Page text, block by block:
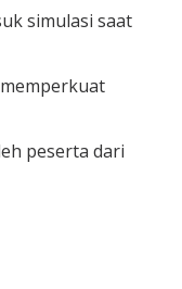
simulasi saat
peserta dari